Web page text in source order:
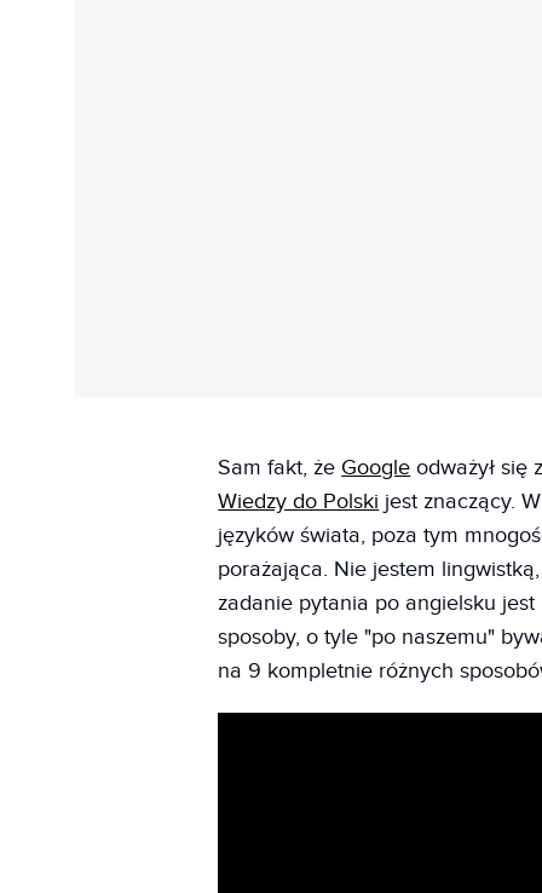
Sam fakt, że Google odważył się
Wiedzy do Polski jest znaczący.
języków świata, poza tym
porażająca. Nie jestem
zadanie pytania po angielsku
sposoby, o tyle "po naszemu"
na 9 kompletnie różnych